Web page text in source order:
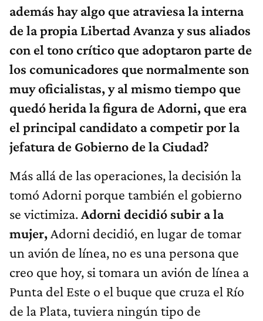
además hay algo que atraviesa la interna
de la propia Libertad Avanza y sus aliados
con el tono crítico que adoptaron parte de
los comunicadores que normalmente son
muy oficialistas, y al mismo tiempo que
quedó herida la figura de Adorni, que era
el principal candidato a competir por la
jefatura de Gobierno de la Ciudad?
Más allá de las operaciones, la decisión la
tomó Adorni porque también el gobierno
se victimiza.Adorni decidió subir a la
mujer, Adorni decidió, en lugar de tomar
un avión de línea, no es una persona que
creo que hoy, si tomara un avión de línea a
Punta del Este o el buque que cruza el Río
de la Plata, tuviera ningún tipo de